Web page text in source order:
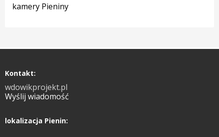
kamery Pieniny
Kontakt:
wdowikprojekt.pl
Wyślij wiadomość
lokalizacja Pienin: